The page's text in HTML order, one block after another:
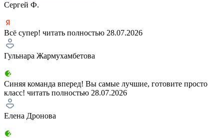
Сергей Ф.
Всё супер! читать полностью 28.07.2026
Гульнара Жармухамбетова
Синяя команда вперед! Вы самые лучшие, готовите просто
класс! читать полностью 28.07.2026
Елена Дронова